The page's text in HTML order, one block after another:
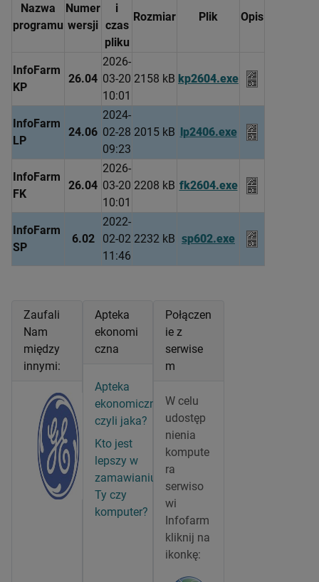
Nazwa
programu
Numer
wersji
i
czas
pliku
Rozmiar Plik Opis
InfoFarm
KP
26.04
2026-
03-20
10:01
2158 kB kp2604.exe
InfoFarm
LP
24.06
2024-
02-28
09:23
2015 kB lp2406.exe
InfoFarm
FK
26.04
2026-
03-20
10:01
2208 kB fk2604.exe
InfoFarm
SP
6.02
2022-
02-02
11:46
2232 kB sp602.exe
Zaufali
Nam
między
innymi:
Apteka
ekonomi
czna
Apteka
ekonomiczna,
czyli jaka?
Kto jest
lepszy w
zamawianiu?
Ty czy
komputer?
Połączen
ie z
serwise
m
W celu
udostęp
nienia
kompute
ra
serwiso
wi
Infofarm
kliknij na
ikonkę: